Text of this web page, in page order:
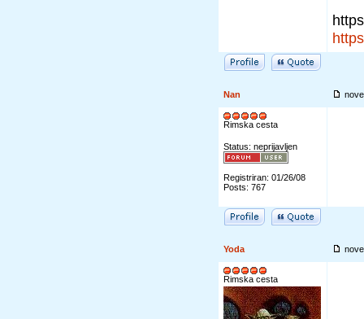
Nan
Rimska cesta
Status: neprijavljen
Registriran: 01/26/08
Posts: 767
Yoda
Rimska cesta